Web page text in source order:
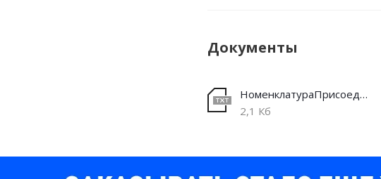
Документы
НоменклатураПрисоединенныеФайлы
2,1 Кб